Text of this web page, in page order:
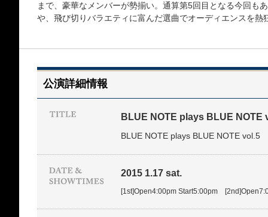
まで、豪華なメンバーが勢揃い。通算第5回目となる今回も
や、飛び切りバラエティに富んだ選曲でオーディエンスを熱
公演詳細情報
BLUE NOTE plays BLUE NOTE
BLUE NOTE plays BLUE NOTE vol.5
2015 1.17 sat.
[1st]Open4:00pm Start5:00pm